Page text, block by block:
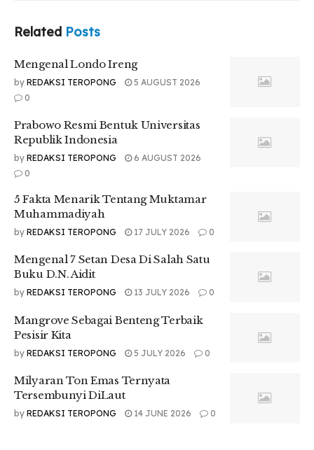
Related Posts
Mengenal Londo Ireng
by REDAKSI TEROPONG
5 AUGUST 2026
0
Prabowo Resmi Bentuk Universitas
Republik Indonesia
by REDAKSI TEROPONG
6 AUGUST 2026
0
5 Fakta Menarik Tentang Muktamar
Muhammadiyah
by REDAKSI TEROPONG 17 JULY 2026 0
Mengenal 7 Setan Desa Di Salah Satu
Buku D.N. Aidit
by REDAKSI TEROPONG 13 JULY 2026 0
Mangrove Sebagai Benteng Terbaik
Pesisir Kita
by REDAKSI TEROPONG 5 JULY 2026 0
Milyaran Ton Emas Ternyata
Tersembunyi DiLaut
by REDAKSI TEROPONG 14 JUNE 2026 0